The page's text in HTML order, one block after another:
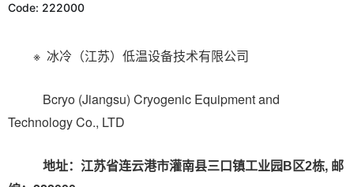
Code: 222000
※ 冰冷（江苏）低温设备技术有限公司
Bcryo (Jiangsu) Cryogenic Equipment and
Technology Co., LTD
地址： 江苏省连云港市灌南县三口镇工业园B区2栋, 邮